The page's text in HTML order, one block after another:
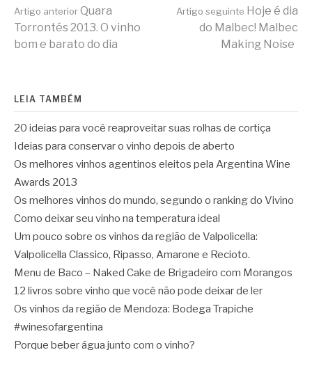
Continue
Artigo anteriorQuara
Torrontés 2013. O vinho
bom e barato do dia
Artigo seguinte Hoje é dia
do Malbec! Malbec
Making Noise
LEIA TAMBÉM
20 ideias para você reaproveitar suas rolhas de cortiça
Ideias para conservar o vinho depois de aberto
Os melhores vinhos agentinos eleitos pela Argentina Wine
Awards 2013
Os melhores vinhos do mundo, segundo o ranking do Vivino
Como deixar seu vinho na temperatura ideal
Um pouco sobre os vinhos da região de Valpolicella:
Valpolicella Classico, Ripasso, Amarone e Recioto.
Menu de Baco – Naked Cake de Brigadeiro com Morangos
12 livros sobre vinho que você não pode deixar de ler
Os vinhos da região de Mendoza: Bodega Trapiche
#winesofargentina
Porque beber água junto com o vinho?